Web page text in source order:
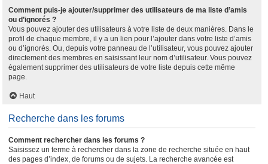
Comment puis-je ajouter/supprimer des utilisateurs de ma liste d’amis
ou d’ignorés ?
Vous pouvez ajouter des utilisateurs à votre liste de deux manières. Dans le
profil de chaque membre, il y a un lien pour l’ajouter dans votre liste d’amis
ou d’ignorés. Ou, depuis votre panneau de l’utilisateur, vous pouvez ajouter
directement des membres en saisissant leur nom d’utilisateur. Vous pouvez
également supprimer des utilisateurs de votre liste depuis cette même
page.
Haut
Recherche dans les forums
Comment rechercher dans les forums ?
Saisissez un terme à rechercher dans la zone de recherche située en haut
des pages d’index, de forums ou de sujets. La recherche avancée est